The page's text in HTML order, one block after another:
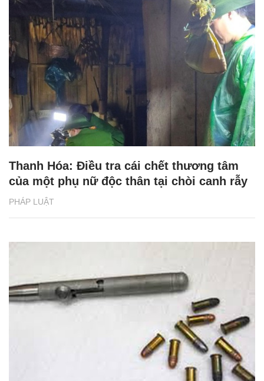
PHÁP LUẬT
Thanh Hóa: Điều tra cái chết thương tâm
của một phụ nữ độc thân tại chòi canh rẫy